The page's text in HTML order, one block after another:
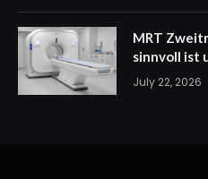
MRT
sinnvoll ist
July 22, 2026